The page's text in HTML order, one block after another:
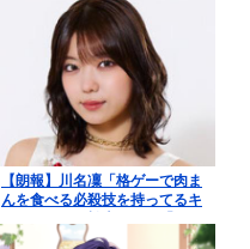
【朗報】川名凜「格ゲーで肉ま
んを食べる必殺技を持ってるキ
ちゃ気になるな」